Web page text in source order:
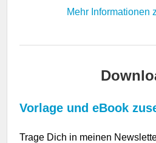
Mehr Informationen
Vorlage und eBook
Trage Dich in meinen